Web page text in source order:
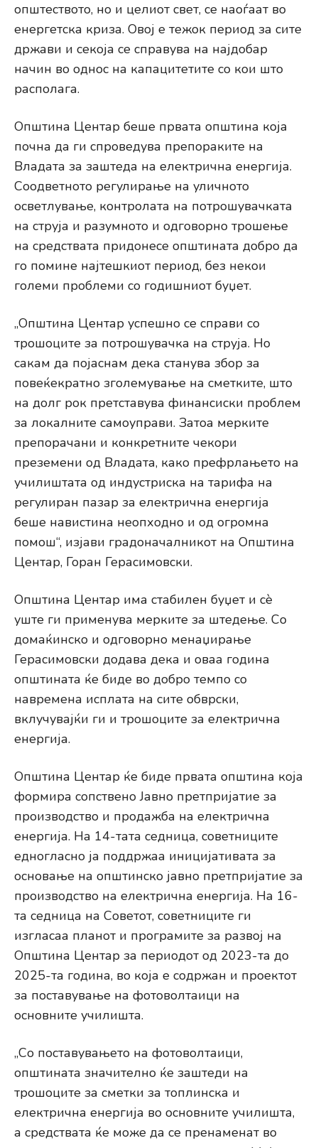
општеството, но и целиот свет, се наоѓаат во
енергетска криза. Овој е тежок период за сите
држави и секоја се справува на најдобар
начин во однос на капацитетите со кои што
располага.
Општина Центар беше првата општина која
почна да ги спроведува препораките на
Владата за заштеда на електрична енергија.
Соодветното регулирање на уличното
осветлување, контролата на потрошувачката
на струја и разумното и одговорно трошење
на средствата придонесе општината добро да
го помине најтешкиот период, без некои
големи проблеми со годишниот буџет.
„Општина Центар успешно се справи со
трошоците за потрошувачка на струја. Но
сакам да појаснам дека станува збор за
повеќекратно зголемување на сметките, што
на долг рок претставува финансиски проблем
за локалните самоуправи. Затоа мерките
препорачани и конкретните чекори
преземени од Владата, како префрлањето на
училиштата од индустриска на тарифа на
регулиран пазар за електрична енергија
беше навистина неопходно и од огромна
помош“, изјави градоначалникот на Општина
Центар, Горан Герасимовски.
Општина Центар има стабилен буџет и сѐ
уште ги применува мерките за штедење. Со
домаќинско и одговорно менаџирање
Герасимовски додава дека и оваа година
општината ќе биде во добро темпо со
навремена исплата на сите обврски,
вклучувајќи ги и трошоците за електрична
енергија.
Општина Центар ќе биде првата општина која
формира сопствено Јавно претпријатие за
производство и продажба на електрична
енергија. На 14-тата седница, советниците
едногласно ја поддржаа иницијативата за
основање на општинско јавно претпријатие за
производство на електрична енергија. На 16-
та седница на Советот, советниците ги
изгласаа планот и програмите за развој на
Општина Центар за периодот од 2023-та до
2025-та година, во која е содржан и проектот
за поставување на фотоволтаици на
основните училишта.
„Со поставувањето на фотоволтаици,
општината значително ќе заштеди на
трошоците за сметки за топлинска и
електрична енергија во основните училишта,
а средствата ќе може да се пренаменат во